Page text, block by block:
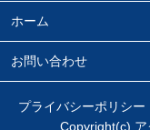
ホーム
お問い合わせ
プライバシーポリシー
Copyright(c) ア